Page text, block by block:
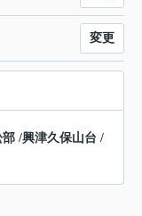
変更
部 /興津久保山台 /